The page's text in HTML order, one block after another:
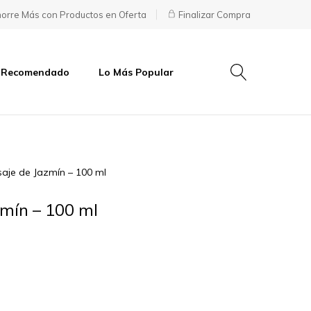
Más con Productos en Oferta Finalizar Compra
Lo Más Popular
de Jazmín – 100 ml
– 100 ml